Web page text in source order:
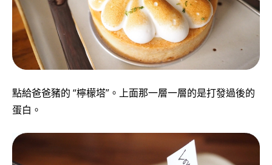
點給爸爸豬的 “檸檬塔”。上面那一層一層的是打發過後的
蛋白。